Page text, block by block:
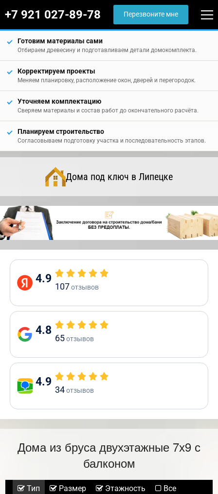
+7 921 027-89-78 Перезвоните мне
Готовим материалы сами
Отбираем древесину и подготавливаем детали домокомплекта.
Корректируем проекты
Меняем планировку, расположение окон, дверей и перегородок.
Уточняем комплектацию
Сверяем материалы и состав работ до окончательного расчёта.
Планируем строительство
Согласовываем подготовку участка и последовательность этапов.
Дома под ключ в Липецке
4.9
107отзывов
4.8
65отзывов
4.9
34отзывов
Дома из бруса двухэтажные 7х9 с
балконом
Тип Размер Этажность Все